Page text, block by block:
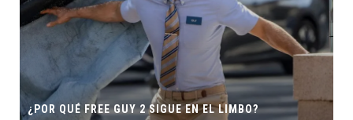
SIGUE EN EL LIMBO?
SECUELA DE JURASSIC
DIRECTOR